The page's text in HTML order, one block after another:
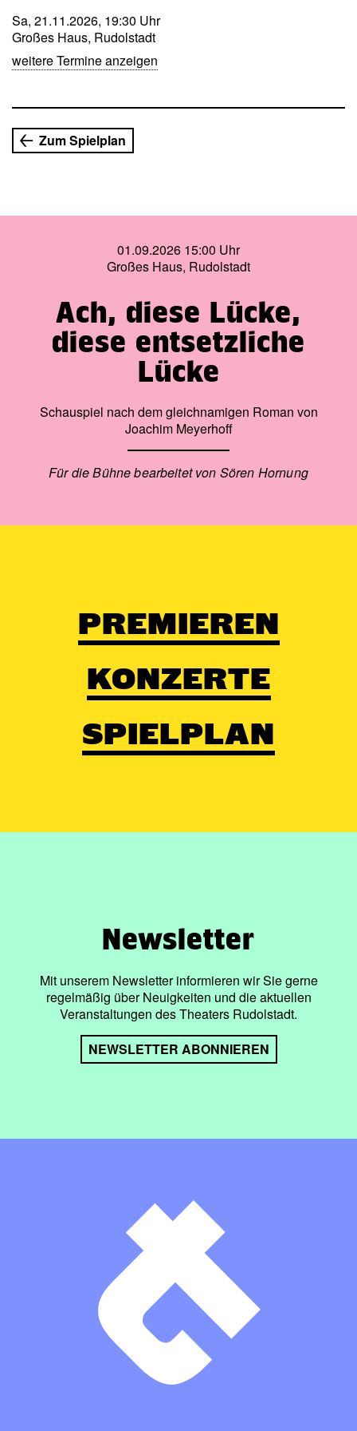
Drama über Mitläufertum, Verlustängste und die
Verführbarkeit der Kunst. Das mitreißende Musical zeigt,
wie eine Gesellschaft feiert, während sie in den Abgrund
taumelt. Alle sehen zu, bis es zu spät ist …
Sa, 21.11.2026, 19:30 Uhr
Großes Haus, Rudolstadt
weitere Termine anzeigen
Zum Spielplan
01.09.2026 15:00 Uhr
Großes Haus, Rudolstadt
Ach, diese Lücke,
diese entsetzliche
Lücke
Schauspiel nach dem gleichnamigen Roman von
Joachim Meyerhoff
Für die Bühne bearbeitet von Sören Hornung
PREMIEREN
KONZERTE
SPIELPLAN
Newsletter
Mit unserem Newsletter informieren wir Sie gerne
regelmäßig über Neuigkeiten und die aktuellen
Veranstaltungen des Theaters Rudolstadt.
NEWSLETTER ABONNIEREN